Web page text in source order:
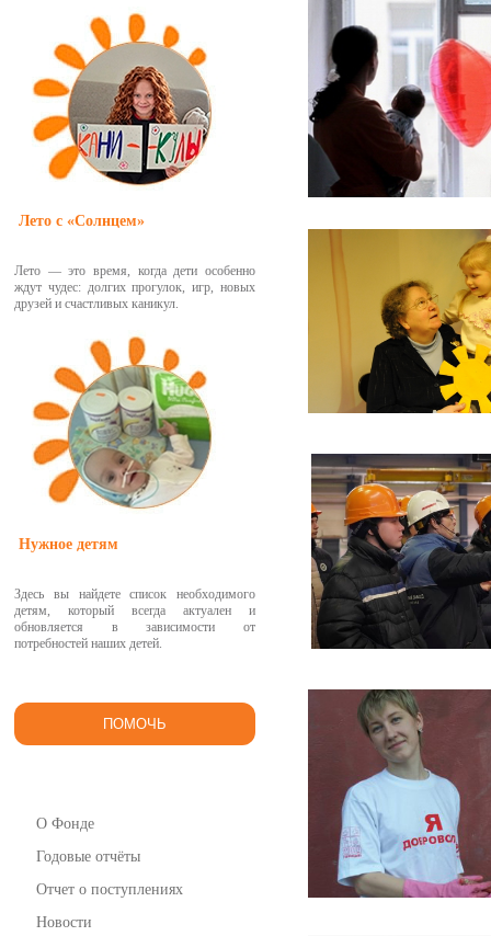
Лето с «Солнцем»
Лето — это время, когда дети особенно
ждут чудес: долгих прогулок, игр, новых
друзей и счастливых каникул.
Нужное детям
Здесь вы найдете список необходимого
детям, который всегда актуален и
обновляется в зависимости от
потребностей наших детей.
ПОМОЧЬ
О Фонде
Годовые отчёты
Отчет о поступлениях
Новости